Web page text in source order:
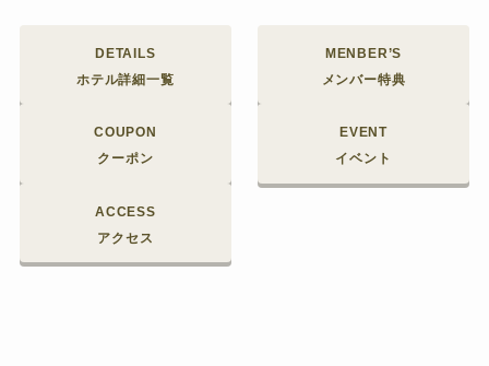
DETAILS
ホテル詳細一覧
MENBER’S
メンバー特典
COUPON
クーポン
EVENT
イベント
ACCESS
アクセス